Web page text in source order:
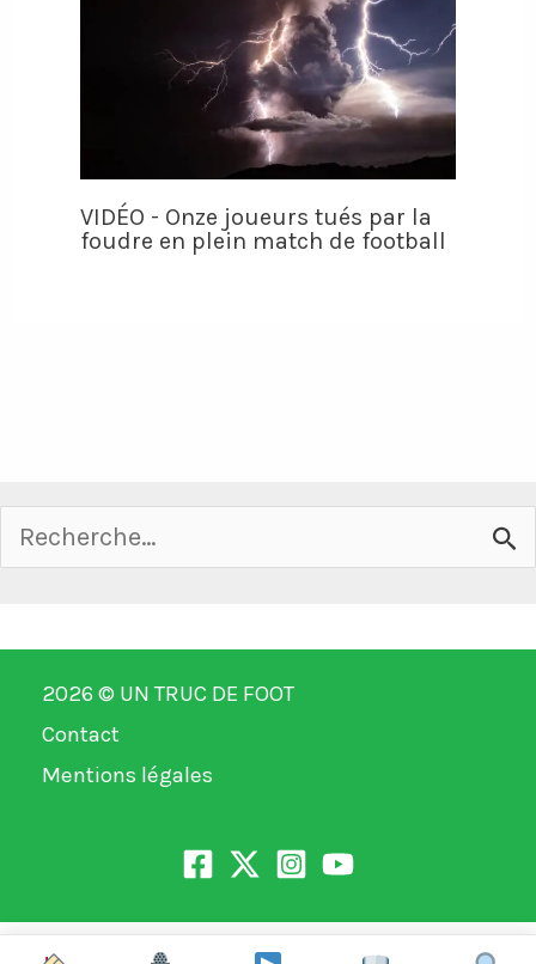
VIDÉO - Onze joueurs tués par la
foudre en plein match de football
Rechercher :
2026 © UN TRUC DE FOOT
Contact
Mentions légales